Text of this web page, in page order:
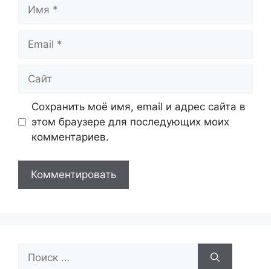
Имя
Email
Сайт
Сохранить моё имя, email и адрес сайта в
этом браузере для последующих моих
комментариев.